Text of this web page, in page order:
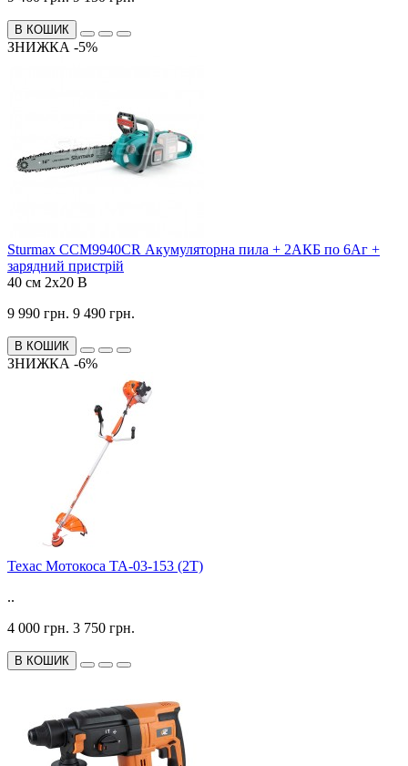
В КОШИК
ЗНИЖКА -5%
Sturmax CCM9940CR Акумуляторна пила + 2АКБ по 6Аг +
зарядний пристрій
40 см 2x20 В
9 990 грн. 9 490 грн.
В КОШИК
ЗНИЖКА -6%
Техас Мотокоса ТА-03-153 (2Т)
..
4 000 грн. 3 750 грн.
В КОШИК